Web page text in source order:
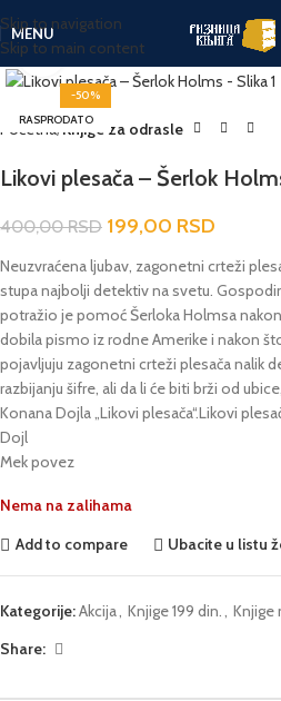
Skip to navigation
Skip to main content
MENU
-50%
RASPRODATO
Click to enlarge
Početna Knjige za odrasle
Likovi plesača – Šerlok
400,00RSD 199,00 RSD
Neuzvraćena ljubav, zagonetni crteži
stupa najbolji detektiv na svetu.
potražio je pomoć Šerloka Holmsa
dobila pismo iz rodne Amerike i nakon
pojavljuju zagonetni crteži plesača nalik
razbijanju šifre, ali da li će biti brži od
Konana Dojla „Likovi plesača“.Likovi
Dojl
Mek povez
Nema na zalihama
Add to compare
Ubacite u listu
Kategorije:Akcija Knjige 199 din. Knjige
Share: